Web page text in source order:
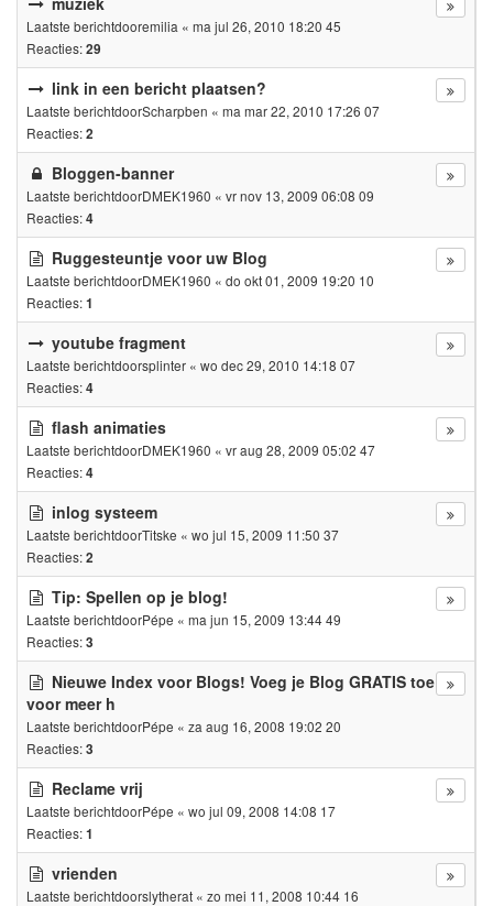
Laatste berichtdooremilia « ma jul 26, 2010 18:20 45
Reacties:29
link in een bericht plaatsen?
Laatste berichtdoorScharpben « ma mar 22, 2010 17:26 07
Reacties:2
Bloggen-banner
Laatste berichtdoorDMEK1960 « vr nov 13, 2009 06:08 09
Reacties:4
Ruggesteuntje voor uw Blog
Laatste berichtdoorDMEK1960 « do okt 01, 2009 19:20 10
Reacties:1
youtube fragment
Laatste berichtdoorsplinter « wo dec 29, 2010 14:18 07
Reacties:4
flash animaties
Laatste berichtdoorDMEK1960 « vr aug 28, 2009 05:02 47
Reacties:4
inlog systeem
Laatste berichtdoorTitske « wo jul 15, 2009 11:50 37
Reacties:2
Tip: Spellen op je blog!
Laatste berichtdoorPépe « ma jun 15, 2009 13:44 49
Reacties:3
Nieuwe Index voor Blogs! Voeg je Blog GRATIS toe
voor meer h
Laatste berichtdoorPépe « za aug 16, 2008 19:02 20
Reacties:3
Reclame vrij
Laatste berichtdoorPépe « wo jul 09, 2008 14:08 17
Reacties:1
vrienden
Laatste berichtdoorslytherat « zo mei 11, 2008 10:44 16